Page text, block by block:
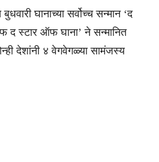
घानाच्या सर्वोच्च सन्मान ‘द
स्टार ऑफ घाना’ ने सन्मानित
देशांनी ४ वेगवेगळ्या सामंजस्य